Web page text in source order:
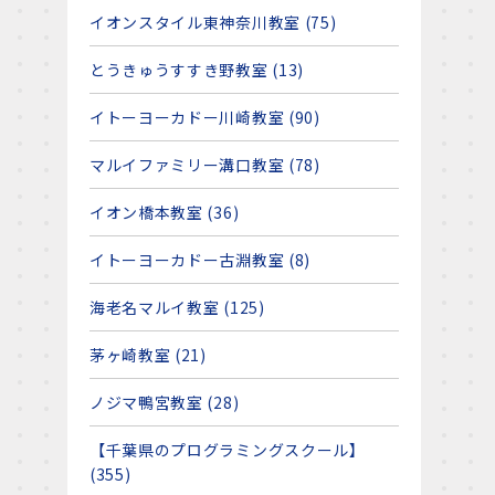
イオンスタイル東神奈川教室 (75)
とうきゅうすすき野教室 (13)
イトーヨーカドー川崎教室 (90)
マルイファミリー溝口教室 (78)
イオン橋本教室 (36)
イトーヨーカドー古淵教室 (8)
海老名マルイ教室 (125)
茅ヶ崎教室 (21)
ノジマ鴨宮教室 (28)
【千葉県のプログラミングスクール】
(355)